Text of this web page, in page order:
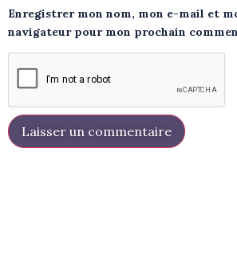
Enregistrer mon nom, mon e-mail et
navigateur pour mon prochain